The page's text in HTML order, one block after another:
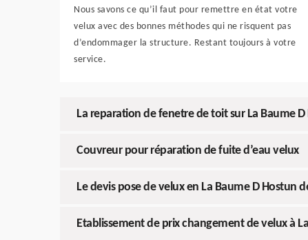
Nous savons ce qu’il faut pour remettre en état votre
velux avec des bonnes méthodes qui ne risquent pas
d’endommager la structure. Restant toujours à votre
service.
La reparation de fenetre de toit sur La Baume
Couvreur pour réparation de fuite d’eau velux
Le devis pose de velux en La Baume D Hostun
Etablissement de prix changement de velux à